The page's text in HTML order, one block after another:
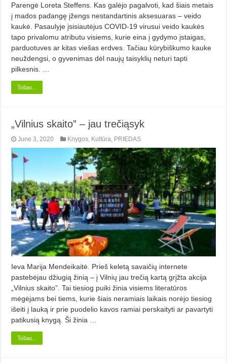
Parengė Loreta Steffens. Kas galėjo pagalvoti, kad šiais metais
į mados padangę įžengs nestandartinis aksesuaras – veido
kaukė. Pasaulyje įsisiautėjus COVID-19 virusui veido kaukės
tapo privalomu atributu visiems, kurie eina į gydymo įstaigas,
parduotuves ar kitas viešas erdves. Tačiau kūrybiškumo kauke
neuždengsi, o gyvenimas dėl naujų taisyklių neturi tapti
pilkesnis. …
Toliau...
„Vilnius skaito” – jau trečiąsyk
June 3, 2020 Knygos Kultūra PRIEDAS
Ieva Marija Mendeikaitė. Prieš keletą savaičių internete
pastebėjau džiugią žinią – į Vilnių jau trečią kartą grįžta akcija
„Vilnius skaito”. Tai tiesiog puiki žinia visiems literatūros
mėgėjams bei tiems, kurie šiais neramiais laikais norėjo tiesiog
išeiti į lauką ir prie puodelio kavos ramiai perskaityti ar pavartyti
patikusią knygą. Ši žinia …
Toliau...